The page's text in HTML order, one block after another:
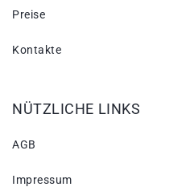
Preise
Kontakte
NÜTZLICHE LINKS
AGB
Impressum